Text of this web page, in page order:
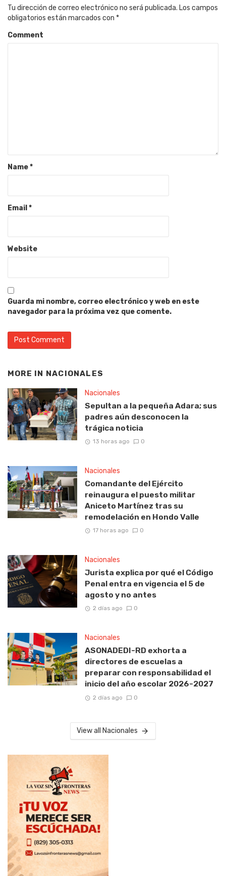
Tu dirección de correo electrónico no será publicada. Los campos
obligatorios están marcados con *
Comment
Name*
Email *
Website
Guarda mi nombre, correo electrónico y web en este
navegador para la próxima vez que comente.
MORE IN NACIONALES
Nacionales
Sepultan a la pequeña Adara; sus
padres aún desconocen la
trágica noticia
13 horas ago 0
Nacionales
Comandante del Ejército
reinaugura el puesto militar
Aniceto Martínez tras su
remodelación en Hondo Valle
17 horas ago 0
Nacionales
Jurista explica por qué el Código
Penal entra en vigencia el 5 de
agosto y no antes
2 días ago 0
Nacionales
ASONADEDI-RD exhorta a
directores de escuelas a
preparar con responsabilidad el
inicio del año escolar 2026-2027
2 días ago 0
View all Nacionales